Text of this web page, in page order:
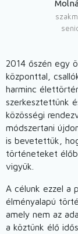
2014 őszén egy
központtal,
harminc
szerkesztettünk
közösségi
módszertani
is bevetettük,
történeteket
vigyük.
A célunk ezzel a
élményalapú
amely nem az
a köztünk élő